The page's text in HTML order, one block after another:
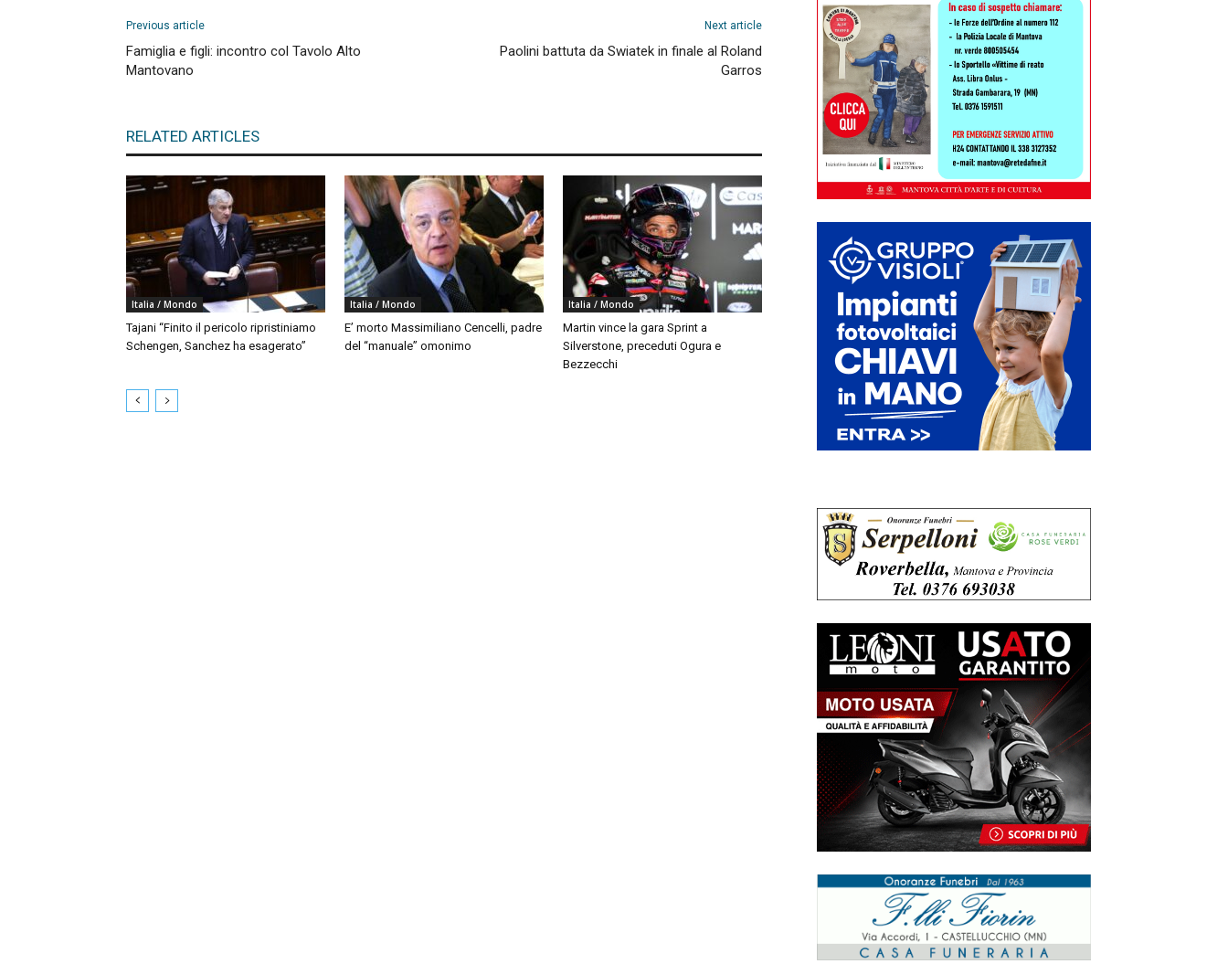
Previous article
Famiglia e figli: incontro col Tavolo Alto
Mantovano
Next article
Paolini battuta da Swiatek in finale al Roland
Garros
RELATED ARTICLES
Italia / Mondo
Tajani “Finito il pericolo ripristiniamo
Schengen, Sanchez ha esagerato”
Italia / Mondo
E’ morto Massimiliano Cencelli, padre
del “manuale” omonimo
Italia / Mondo
Martin vince la gara Sprint a
Silverstone, preceduti Ogura e
Bezzecchi